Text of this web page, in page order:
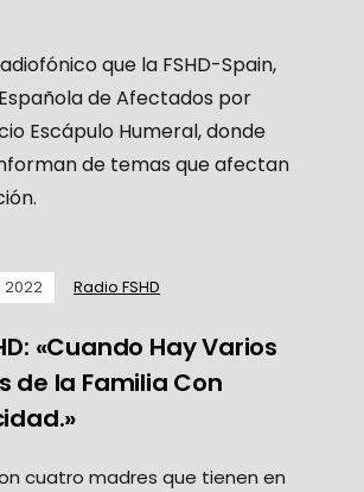
que la FSHD-Spain,
de Afectados por
Escápulo Humeral, donde
de temas que afectan
Radio FSHD
«Cuando Hay Varios
de la Familia Con
cuatro madres que tienen en